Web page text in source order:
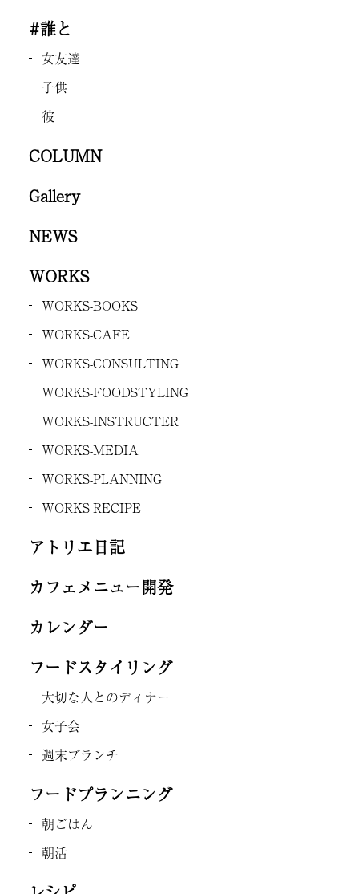
#誰と
女友達
子供
彼
COLUMN
Gallery
NEWS
WORKS
WORKS-BOOKS
WORKS-CAFE
WORKS-CONSULTING
WORKS-FOODSTYLING
WORKS-INSTRUCTER
WORKS-MEDIA
WORKS-PLANNING
WORKS-RECIPE
アトリエ日記
カフェメニュー開発
カレンダー
フードスタイリング
大切な人とのディナー
女子会
週末ブランチ
フードプランニング
朝ごはん
朝活